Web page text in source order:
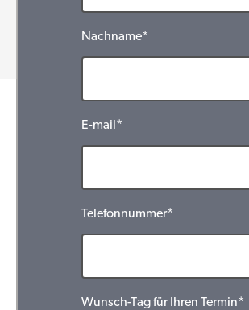
Nachname*
E-mail*
Telefonnummer*
Wunsch-Tag für Ihren Termin*